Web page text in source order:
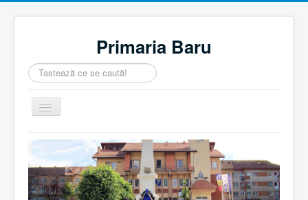
Primaria Baru
Căutare
...
Comută
navigarea
Home
Despre noi
Noutăţi